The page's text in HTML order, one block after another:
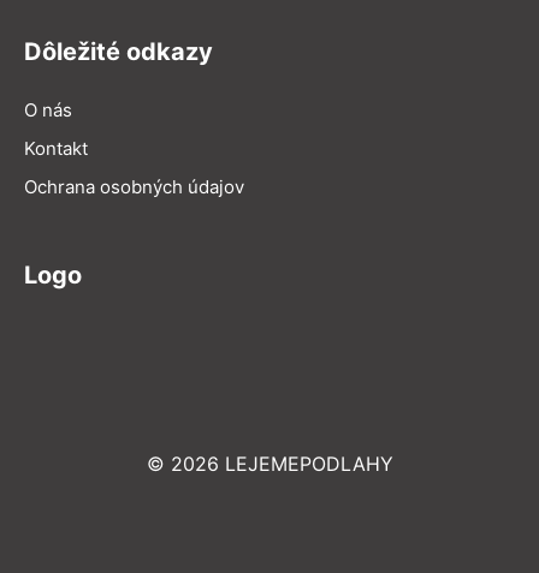
Dôležité odkazy
O nás
Kontakt
Ochrana osobných údajov
Logo
© 2026 LEJEMEPODLAHY